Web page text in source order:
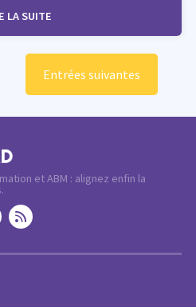
LA SUITE
Entrées suivantes
et ABM : alignez enfin la